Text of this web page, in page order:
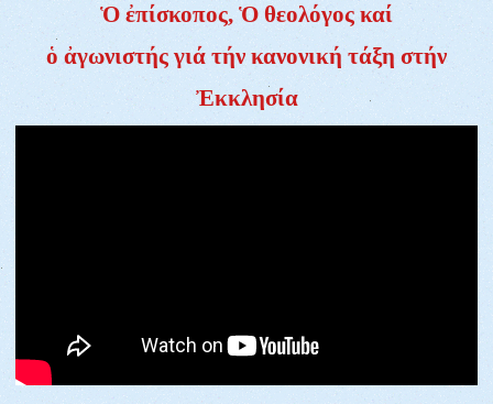
Ὁ ἐπίσκοπος, Ὁ θεολόγος καί
ὁ ἀγωνιστής γιά τήν κανονική τάξη στήν
Ἐκκλησία